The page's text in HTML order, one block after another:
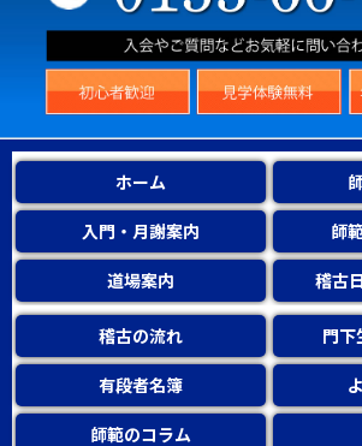
ホーム
入門・月謝案内 師
道場案内 稽古
稽古の流れ 門下
有段者名簿
師範のコラム